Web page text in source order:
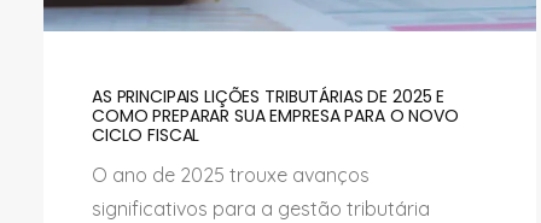
AS PRINCIPAIS LIÇÕES TRIBUTÁRIAS DE 2025 E
COMO PREPARAR SUA EMPRESA PARA O NOVO
CICLO FISCAL
O ano de 2025 trouxe avanços
significativos para a gestão tributária